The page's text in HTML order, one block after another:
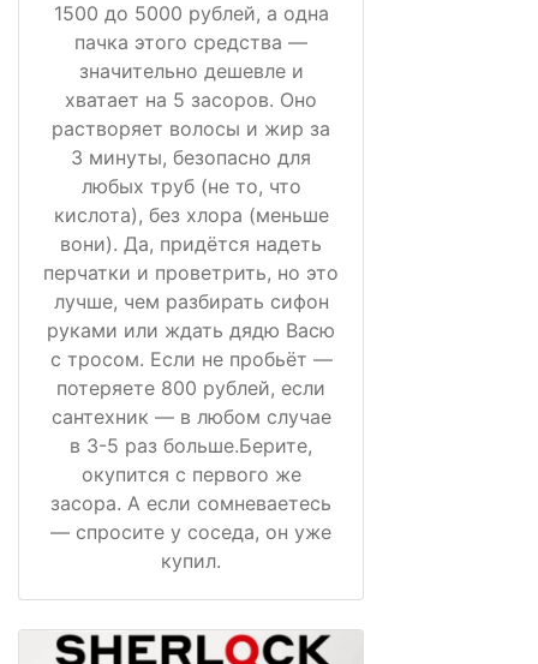
1500 до 5000 рублей, а одна
пачка этого средства —
значительно дешевле и
хватает на 5 засоров. Оно
растворяет волосы и жир за
3 минуты, безопасно для
любых труб (не то, что
кислота), без хлора (меньше
вони). Да, придётся надеть
перчатки и проветрить, но это
лучше, чем разбирать сифон
руками или ждать дядю Васю
с тросом. Если не пробьёт —
потеряете 800 рублей, если
сантехник — в любом случае
в 3-5 раз больше.Берите,
окупится с первого же
засора. А если сомневаетесь
— спросите у соседа, он уже
купил.